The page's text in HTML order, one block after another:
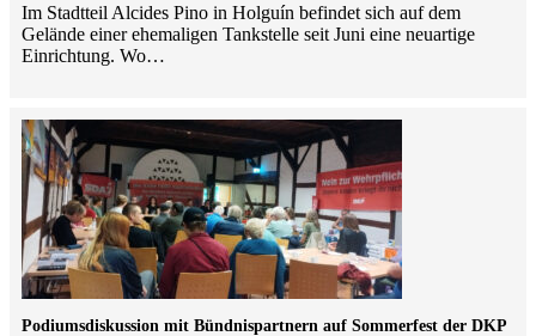
Im Stadtteil Alcides Pino in Holguín befindet sich auf dem
Gelände einer ehemaligen Tankstelle seit Juni eine neuartige
Einrichtung. Wo…
Podiumsdiskussion mit Bündnispartnern auf Sommerfest der DKP